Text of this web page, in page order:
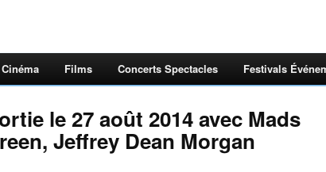
Cinéma Films Concerts Spectacles Festivals
le 27 août 2014 avec Mads
Jeffrey Dean Morgan